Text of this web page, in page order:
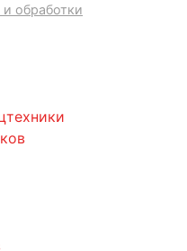
обработки